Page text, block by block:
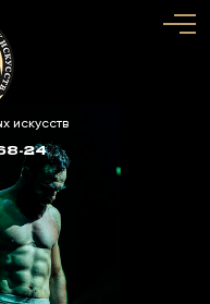
искусств
24